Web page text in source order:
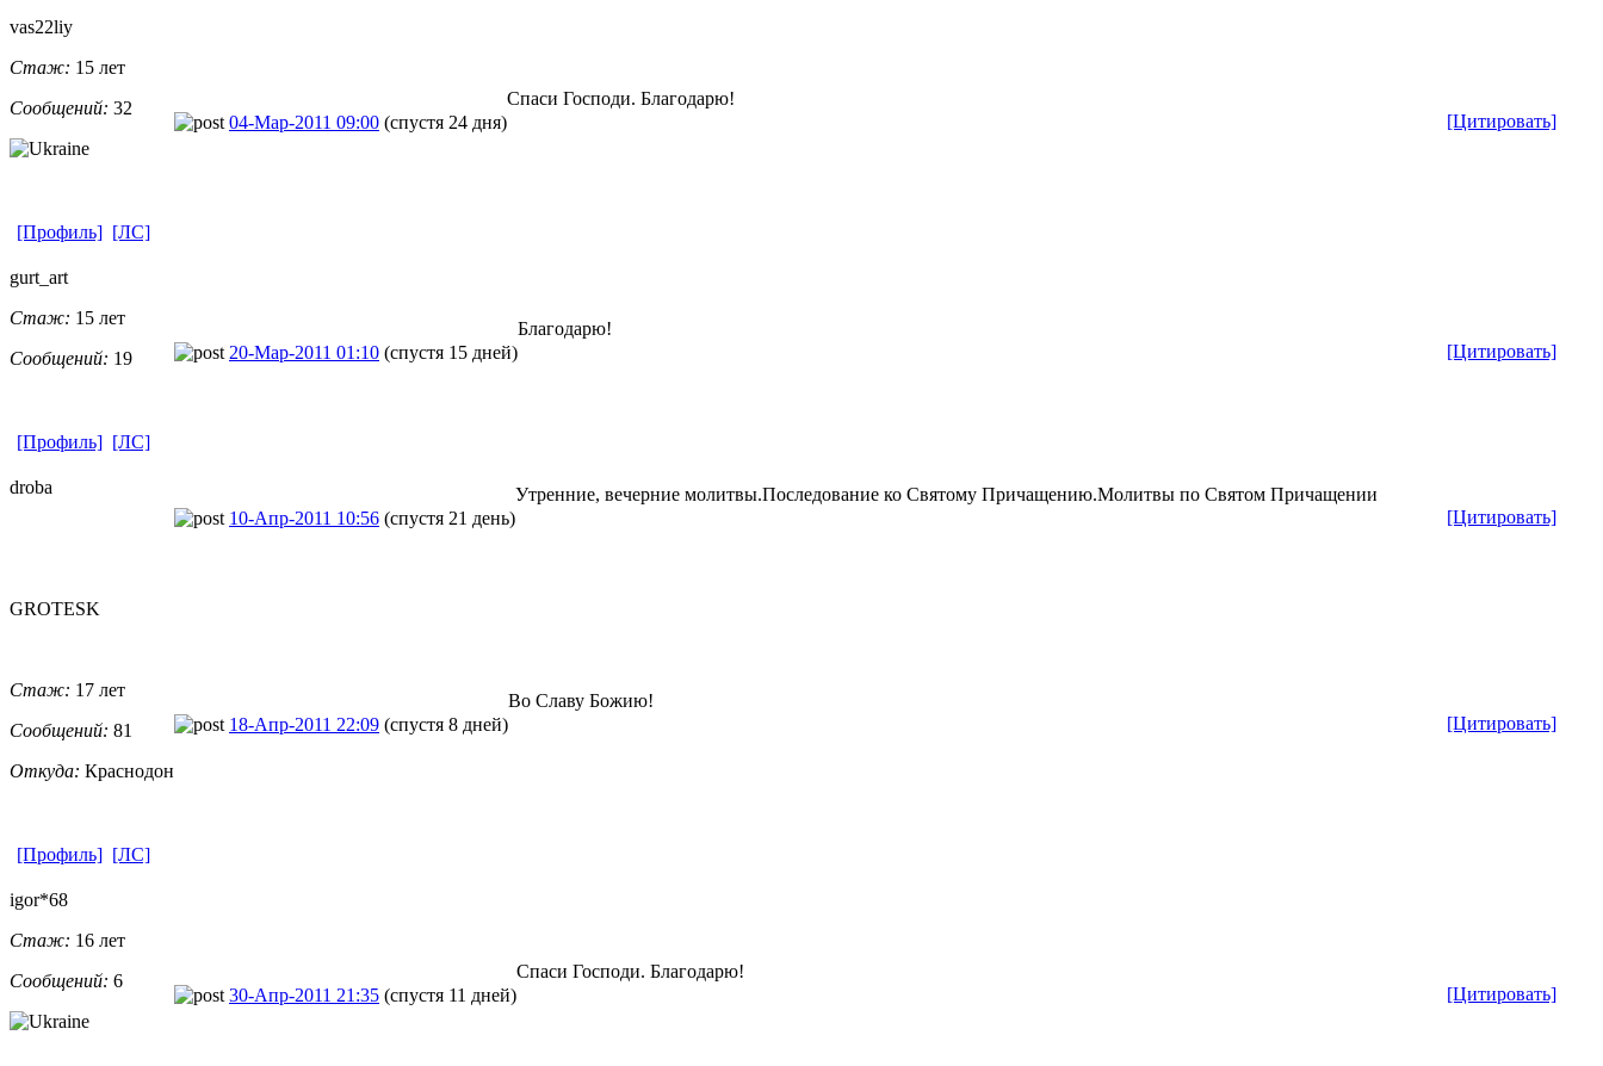
vas22liy
Стаж: 15 лет
Сообщений: 32
04-Мар-2011 09:00 (спустя 24 дня) [Цитировать]
Спаси Господи. Благодарю!
[Профиль] [ЛС]
gurt_art
Стаж: 15 лет
Сообщений: 19 20-Мар-2011 01:10 (спустя 15 дней) [Цитировать]
Благодарю!
[Профиль] [ЛС]
droba
10-Апр-2011 10:56 (спустя 21 день) [Цитировать]
Утренние, вечерние молитвы.Последование ко Святому Причащению.Молитвы по Святом Причащении
GROTESK
Стаж: 17 лет
Сообщений: 81
Откуда: Краснодон
18-Апр-2011 22:09 (спустя 8 дней) [Цитировать]
Во Славу Божию!
[Профиль] [ЛС]
igor*68
Стаж: 16 лет
Сообщений: 6
30-Апр-2011 21:35 (спустя 11 дней) [Цитировать]
Спаси Господи. Благодарю!